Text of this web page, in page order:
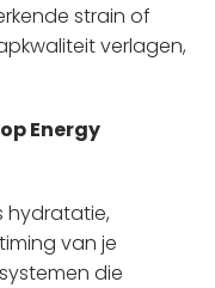
strain of
verlagen,
Energy
hydratatie,
van je
die